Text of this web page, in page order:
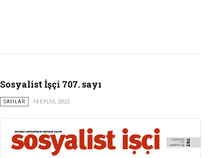
Sosyalist İşçi 707. sayı
SAYILAR 14 EYLÜL 2022